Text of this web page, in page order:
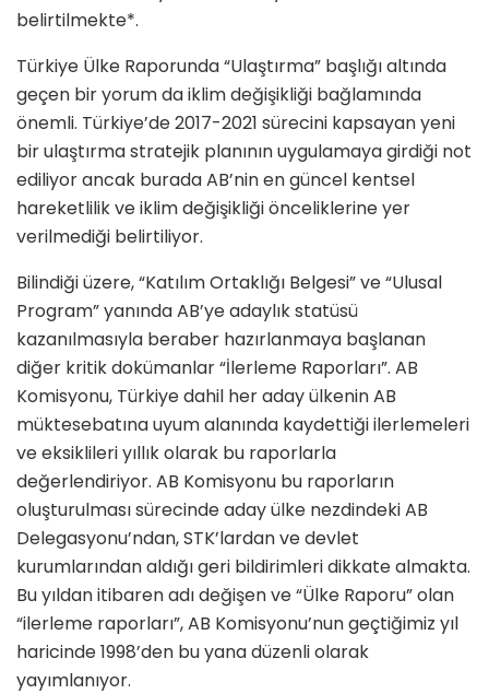
belirtilmekte*.
Türkiye Ülke Raporunda “Ulaştırma” başlığı altında
geçen bir yorum da iklim değişikliği bağlamında
önemli. Türkiye’de 2017-2021 sürecini kapsayan yeni
bir ulaştırma stratejik planının uygulamaya girdiği not
ediliyor ancak burada AB’nin en güncel kentsel
hareketlilik ve iklim değişikliği önceliklerine yer
verilmediği belirtiliyor.
Bilindiği üzere, “Katılım Ortaklığı Belgesi” ve “Ulusal
Program” yanında AB’ye adaylık statüsü
kazanılmasıyla beraber hazırlanmaya başlanan
diğer kritik dokümanlar “İlerleme Raporları”. AB
Komisyonu, Türkiye dahil her aday ülkenin AB
müktesebatına uyum alanında kaydettiği ilerlemeleri
ve eksiklileri yıllık olarak bu raporlarla
değerlendiriyor. AB Komisyonu bu raporların
oluşturulması sürecinde aday ülke nezdindeki AB
Delegasyonu’ndan, STK’lardan ve devlet
kurumlarından aldığı geri bildirimleri dikkate almakta.
Bu yıldan itibaren adı değişen ve “Ülke Raporu” olan
“ilerleme raporları”, AB Komisyonu’nun geçtiğimiz yıl
haricinde 1998’den bu yana düzenli olarak
yayımlanıyor.